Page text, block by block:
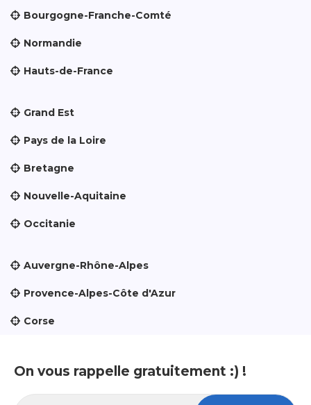
Bourgogne-Franche-Comté
Normandie
Hauts-de-France
Grand Est
Pays de la Loire
Bretagne
Nouvelle-Aquitaine
Occitanie
Auvergne-Rhône-Alpes
Provence-Alpes-Côte d'Azur
Corse
On vous rappelle gratuitement :) !